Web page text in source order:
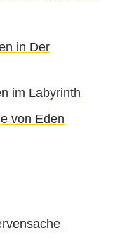
in Der
im Labyrinth
von Eden